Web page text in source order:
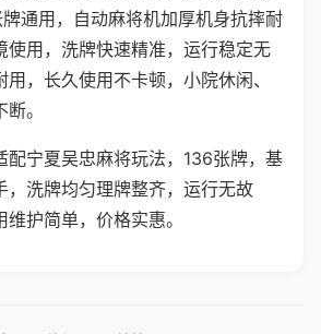
通用，自动麻将机加厚机身抗摔耐
使用，洗牌快速精准，运行稳定无
，长久使用不卡顿，小院休闲、
。
配宁夏吴忠麻将玩法，136张牌，基
，洗牌均匀理牌整齐，运行无故
护简单，价格实惠。